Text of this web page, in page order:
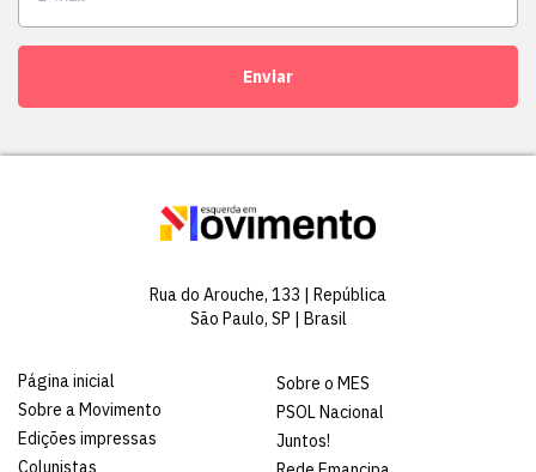
Enviar
Rua do Arouche, 133 | República
São Paulo, SP | Brasil
Página inicial
Sobre a Movimento
Edições impressas
Colunistas
Sobre o MES
PSOL Nacional
Juntos!